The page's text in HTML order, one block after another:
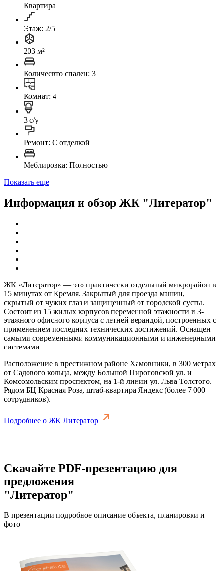
Квартира
Этаж: 2/5
203 м²
Количесвто спален: 3
Комнат: 4
3 с/у
Ремонт: C отделкой
Меблировка: Полностью
Показать еще
Информация и обзор ЖК "Литератор"
ЖК «Литератор» — это практически отдельный микрорайон в
15 минутах от Кремля. Закрытый для проезда машин,
скрытый от чужих глаз и защищенный от городской суеты.
Состоит из 15 жилых корпусов переменной этажности и 3-
этажного офисного корпуса с летней верандой, построенных с
применением последних технических достижений. Оснащен
самыми современными коммуникационными и инженерными
системами.
Расположение в престижном районе Хамовники, в 300 метрах
от Садового кольца, между Большой Пироговской ул. и
Комсомольским проспектом, на 1-й линии ул. Льва Толстого.
Рядом БЦ Красная Роза, штаб-квартира Яндекс (более 7 000
сотрудников).
Подробнее о ЖК Литератор
Скачайте PDF-презентацию для
предложения
"Литератор"
В презентации подробное описание объекта, планировки и
фото